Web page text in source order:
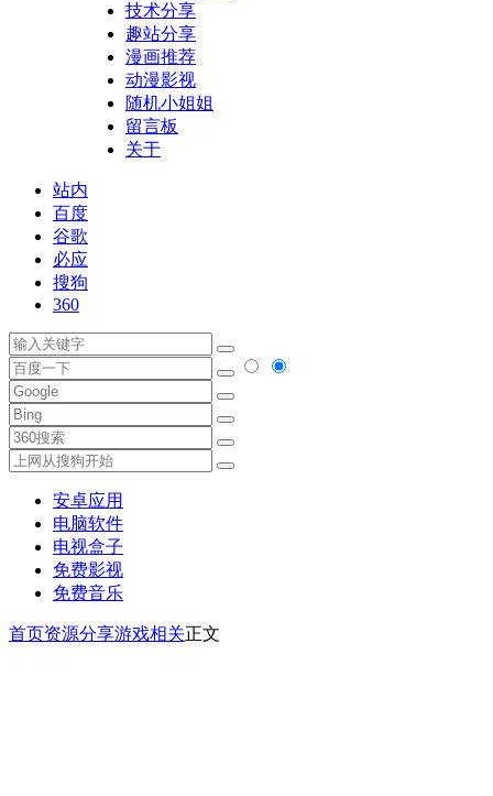
技术分享
趣站分享
漫画推荐
动漫影视
随机小姐姐
留言板
关于
站内
百度
谷歌
必应
搜狗
360
安卓应用
电脑软件
电视盒子
免费影视
免费音乐
首页资源分享游戏相关正文